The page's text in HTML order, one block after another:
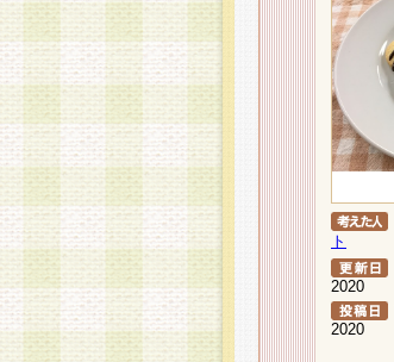
ト
2020
2020